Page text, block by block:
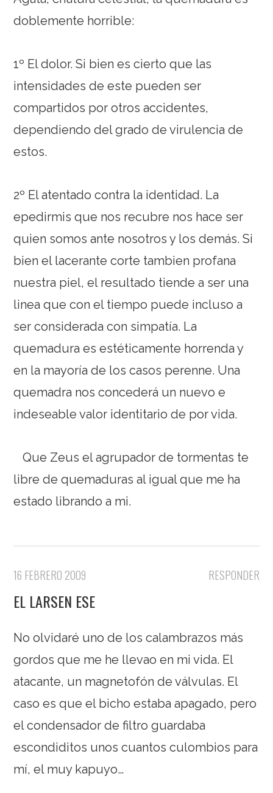
doblemente horrible:
1º El dolor. Si bien es cierto que las
intensidades de este pueden ser
compartidos por otros accidentes,
dependiendo del grado de virulencia de
estos.
2º El atentado contra la identidad. La
epedirmis que nos recubre nos hace ser
quien somos ante nosotros y los demás. Si
bien el lacerante corte tambien profana
nuestra piel, el resultado tiende a ser una
linea que con el tiempo puede incluso a
ser considerada con simpatía. La
quemadura es estéticamente horrenda y
en la mayoría de los casos perenne. Una
quemadra nos concederá un nuevo e
indeseable valor identitario de por vida.
Que Zeus el agrupador de tormentas te
libre de quemaduras al igual que me ha
estado librando a mi.
RESPONDER
16 FEBRERO 2009
EL LARSEN ESE
No olvidaré uno de los calambrazos más
gordos que me he llevao en mi vida. El
atacante, un magnetofón de válvulas. El
caso es que el bicho estaba apagado, pero
el condensador de filtro guardaba
escondiditos unos cuantos culombios para
mí, el muy kapuyo…